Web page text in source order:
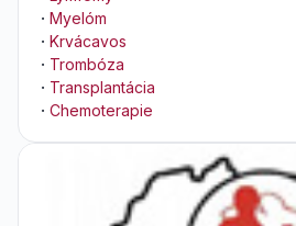
· Myelóm
· Krvácavos
· Trombóza
· Transplantácia
· Chemoterapie